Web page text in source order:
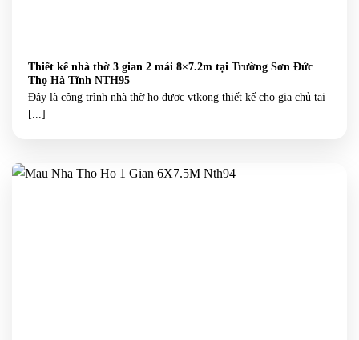
Thiết kế nhà thờ 3 gian 2 mái 8×7.2m tại Trường Sơn Đức
Thọ Hà Tĩnh NTH95
Đây là công trình nhà thờ họ được vtkong thiết kế cho gia chủ tại
[...]